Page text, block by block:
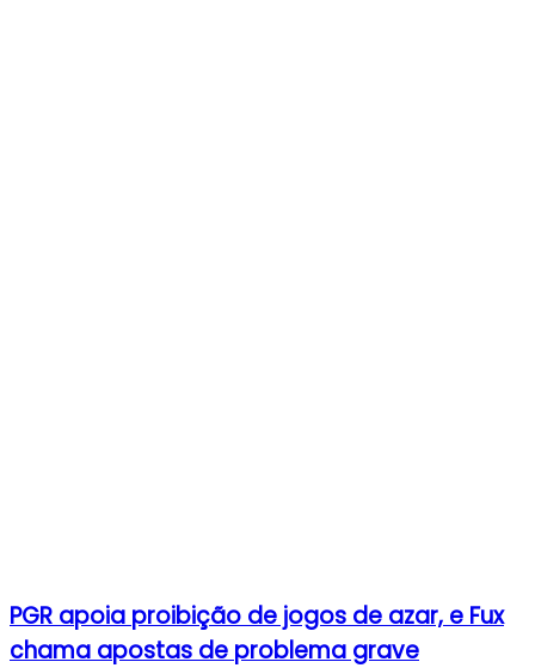
PGR apoia proibição de jogos de azar, e Fux
chama apostas de problema grave